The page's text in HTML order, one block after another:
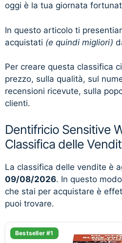
oggi è la tua giornata
In questo articolo ti
acquistati (e quindi migliori)
Per creare questa classifica
prezzo, sulla qualità, sul
recensioni ricevute, sulla
clienti.
Dentifricio Sensitive
Classifica delle
La classifica delle vendite è
09/08/2026. In questo
che stai per acquistare è
puoi trovare.
Bestseller #1